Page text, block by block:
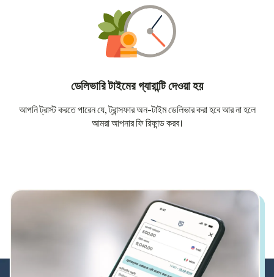
ডেলিভারি টাইমের গ্যারান্টি দেওয়া হয়
আপনি ট্রাস্ট করতে পারেন যে, ট্রান্সফার অন-টাইম ডেলিভার করা হবে আর না হলে
আমরা আপনার ফি রিফান্ড করব।